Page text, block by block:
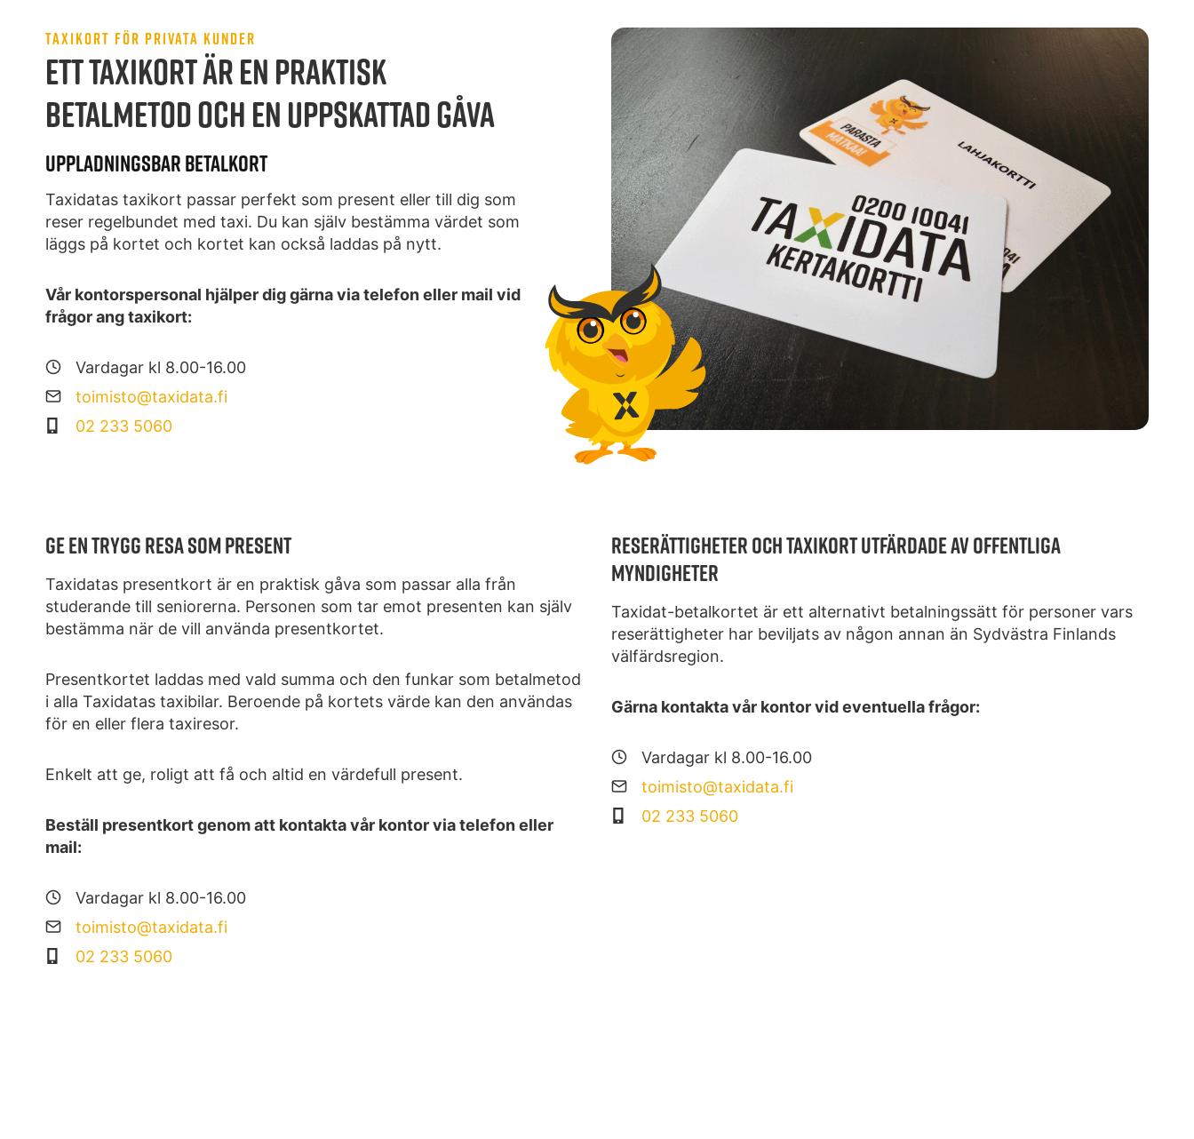
TAXIKORT FÖR PRIVATA KUNDER
ETT TAXIKORT ÄR EN PRAKTISK
BETALMETOD OCH EN UPPSKATTAD GÅVA
UPPLADNINGSBAR BETALKORT
Taxidatas taxikort passar perfekt som present eller till dig som
reser regelbundet med taxi. Du kan själv bestämma värdet som
läggs på kortet och kortet kan också laddas på nytt.
Vår kontorspersonal hjälper dig gärna via telefon eller mail vid
frågor ang taxikort:
Vardagar kl 8.00-16.00
toimisto@taxidata.fi
02 233 5060
GE EN TRYGG RESA SOM PRESENT
Taxidatas presentkort är en praktisk gåva som passar alla från
studerande till seniorerna. Personen som tar emot presenten kan själv
bestämma när de vill använda presentkortet.
Presentkortet laddas med vald summa och den funkar som betalmetod
i alla Taxidatas taxibilar. Beroende på kortets värde kan den användas
för en eller flera taxiresor.
Enkelt att ge, roligt att få och altid en värdefull present.
Beställ presentkort genom att kontakta vår kontor via telefon eller
mail:
Vardagar kl 8.00-16.00
toimisto@taxidata.fi
02 233 5060
RESERÄTTIGHETER OCH TAXIKORT UTFÄRDADE AV OFFENTLIGA
MYNDIGHETER
Taxidat-betalkortet är ett alternativt betalningssätt för personer vars
reserättigheter har beviljats av någon annan än Sydvästra Finlands
välfärdsregion.
Gärna kontakta vår kontor vid eventuella frågor:
Vardagar kl 8.00-16.00
toimisto@taxidata.fi
02 233 5060